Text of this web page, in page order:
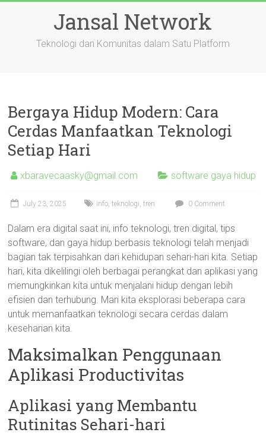
Jansal Network
Teknologi dan Komunitas dalam Satu Platform
Bergaya Hidup Modern: Cara
Cerdas Manfaatkan Teknologi
Setiap Hari
xbaravecaasky@gmail.com software gaya hidup
July 23, 2025 info,teknologi,tren 0 Comment
Dalam era digital saat ini, info teknologi, tren digital, tips
software, dan gaya hidup berbasis teknologi telah menjadi
bagian tak terpisahkan dari kehidupan sehari-hari kita. Setiap
hari, kita dikelilingi oleh berbagai perangkat dan aplikasi yang
memungkinkan kita untuk menjalani hidup dengan lebih
efisien dan terhubung. Mari kita eksplorasi beberapa cara
untuk memanfaatkan teknologi secara cerdas dalam
keseharian kita.
Maksimalkan Penggunaan
Aplikasi Productivitas
Aplikasi yang Membantu
Rutinitas Sehari-hari